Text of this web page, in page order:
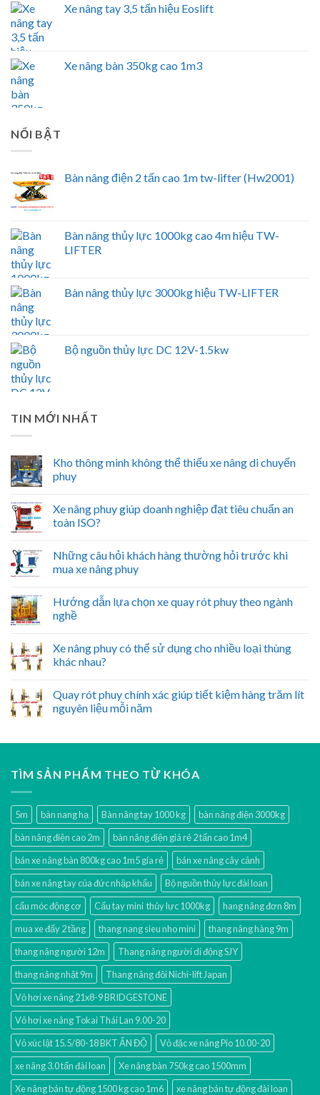
Xe nâng tay 3,5 tấn hiệu Eoslift
Xe nâng bàn 350kg cao 1m3
NỔI BẬT
Bàn nâng điện 2 tấn cao 1m tw-lifter (Hw2001)
Bàn nâng thủy lực 1000kg cao 4m hiệu TW-
LIFTER
Bàn nâng thủy lực 3000kg hiệu TW-LIFTER
Bộ nguồn thủy lực DC 12V-1.5kw
TIN MỚI NHẤT
Kho thông minh không thể thiếu xe nâng di chuyển
phuy
Xe nâng phuy giúp doanh nghiệp đạt tiêu chuẩn an
toàn ISO?
Những câu hỏi khách hàng thường hỏi trước khi
mua xe nâng phuy
Hướng dẫn lựa chọn xe quay rót phuy theo ngành
nghề
Xe nâng phuy có thể sử dụng cho nhiều loại thùng
khác nhau?
Quay rót phuy chính xác giúp tiết kiệm hàng trăm lít
nguyên liệu mỗi năm
TÌM SẢN PHẨM THEO TỪ KHÓA
5m bàn nang hạ Bàn nâng tay 1000 kg
bàn nâng điện 3000kg
bàn nâng điện cao 2m
bàn nâng điện giá rẻ 2 tấn cao 1m4
bán xe nâng bàn 800kg cao 1m5 gía rẻ
bán xe nâng cây cảnh
bán xe nâng tay của đức nhập khẩu
Bộ nguồn thủy lực đài loan
cẩu móc động cơ
Cẩu tay mini thủy lực 1000kg
hang nâng đơn 8m
mua xe đẩy 2 tầng
thang nang sieu nho mini
thang nâng hàng 9m
thang nâng người 12m
Thang nâng người di động SJY
thang nâng nhật 9m
Thang nâng đôi Nichi-lift Japan
Vỏ hơi xe nâng 21x8-9 BRIDGESTONE
Vỏ hơi xe nâng Tokai Thái Lan 9.00-20
Vỏ xúc lật 15.5/80-18 BKT ẤN ĐỘ
Vỏ đặc xe nâng Pio 10.00-20
xe nâng 3.0 tấn đài loan
Xe nâng bàn 750kg cao 1500mm
Xe nâng bán tự động 1500 kg cao 1m6
xe nâng bán tự động đài loan